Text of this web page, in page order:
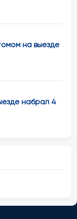
на выезде
набрал 4